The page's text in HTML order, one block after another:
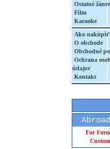
Ostatné žánre
Film
Karaoke
Ako nakúpiť
O obchode
Obchodné
Ochrana
údajov
Kontakt
For